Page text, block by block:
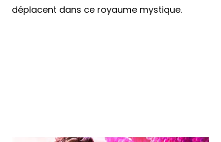
déplacent dans ce royaume mystique.